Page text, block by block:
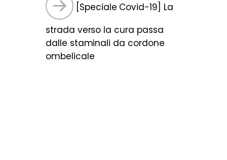
[Speciale Covid-19] La
strada verso la cura passa
dalle staminali da cordone
ombelicale